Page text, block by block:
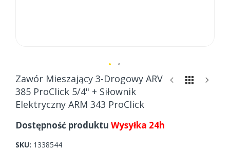
Skip
to
the
beginning
of
the
images
Zawór Mieszający 3-Drogowy ARV
385 ProClick 5/4" + Siłownik
Elektryczny ARM 343 ProClick
Dostępność produktu Wysyłka 24h
SKU 1338544